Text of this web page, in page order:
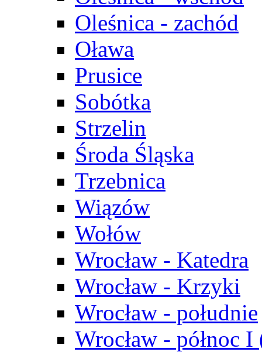
Oleśnica - zachód
Oława
Prusice
Sobótka
Strzelin
Środa Śląska
Trzebnica
Wiązów
Wołów
Wrocław - Katedra
Wrocław - Krzyki
Wrocław - południe
Wrocław - północ